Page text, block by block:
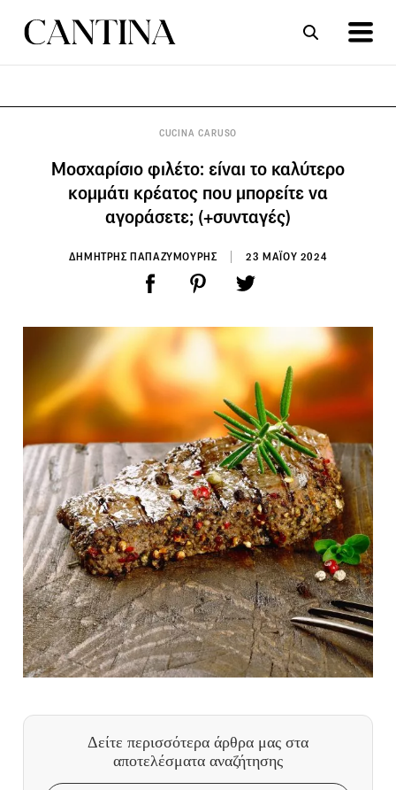
CUCINA CARUSO
Μοσχαρίσιο φιλέτο: είναι το καλύτερο
κομμάτι κρέατος που μπορείτε να
αγοράσετε; (+συνταγές)
ΔΗΜΗΤΡΗΣ ΠΑΠΑΖΥΜΟΥΡΗΣ 23 ΜΑΪΟΥ 2024
Δείτε περισσότερα άρθρα μας στα
αποτελέσματα αναζήτησης